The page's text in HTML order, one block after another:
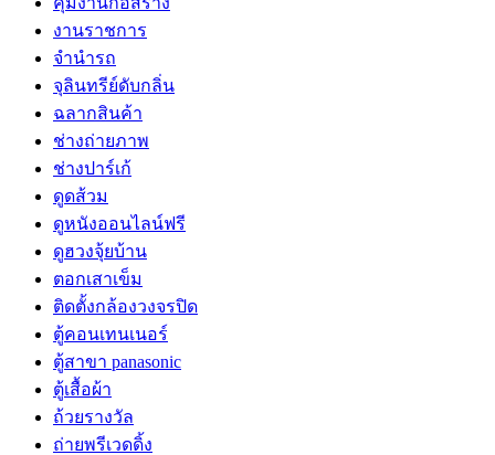
งานราชการ
จำนำรถ
จุลินทรีย์ดับกลิ่น
ฉลากสินค้า
ช่างถ่ายภาพ
ช่างปาร์เก้
ดูดส้วม
ดูหนังออนไลน์ฟรี
ดูฮวงจุ้ยบ้าน
ตอกเสาเข็ม
ติดตั้งกล้องวงจรปิด
ตู้คอนเทนเนอร์
ตู้สาขา panasonic
ตู้เสื้อผ้า
ถ้วยรางวัล
ถ่ายพรีเวดดิ้ง